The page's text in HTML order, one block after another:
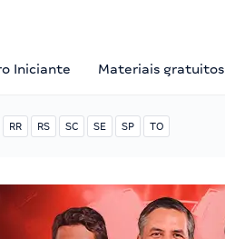
Iniciante Materiais gratuitos
RR RS SC SE SP TO